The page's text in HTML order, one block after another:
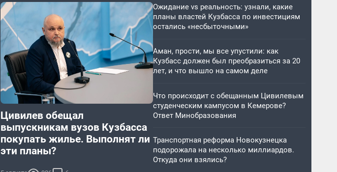
Цивилев обещал
выпускникам вузов Кузбасса
покупать жилье. Выполнят ли
эти планы?
Ожидание vs реальность: узнали, какие
планы властей Кузбасса по инвестициям
остались «несбыточными»
Аман, прости, мы все упустили: как
Кузбасс должен был преобразиться за 20
лет, и что вышло на самом деле
Что происходит с обещанным Цивилевым
студенческим кампусом в Кемерове?
Ответ Минобразования
Транспортная реформа Новокузнецка
подорожала на несколько миллиардов.
Откуда они взялись?